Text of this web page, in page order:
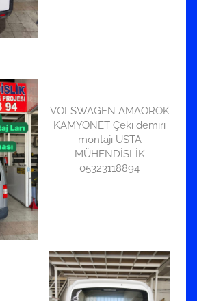
VOLSWAGEN AMAOROK
KAMYONET Çeki demiri
montajı USTA
MÜHENDİSLİK
05323118894